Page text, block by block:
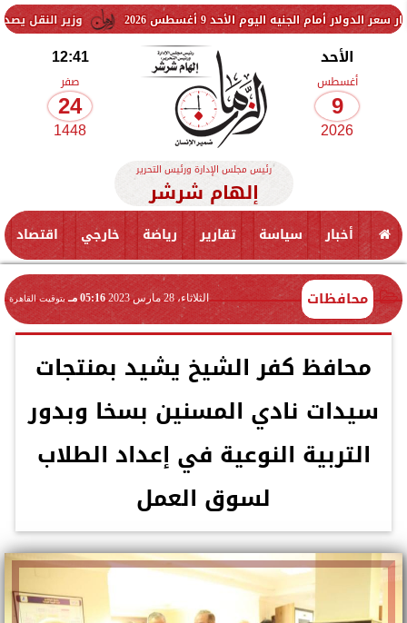
وزير النقل يصدر قرارًا الجنيه اليوم الأحد 9 أغسطس 2026
الأحد
أغسطس
9
2026
12:41
صفر
24
1448
رئيس مجلس الإدارة ورئيس التحرير
إلهام شرشر
أخبار سياسة تقارير رياضة خارجي اقتصاد
محافظات الثلاثاء، 28 مارس 2023 05:16 مـ بتوقيت القاهرة
محافظ كفر الشيخ يشيد بمنتجات
سيدات نادي المسنين بسخا وبدور
التربية النوعية في إعداد الطلاب
لسوق العمل